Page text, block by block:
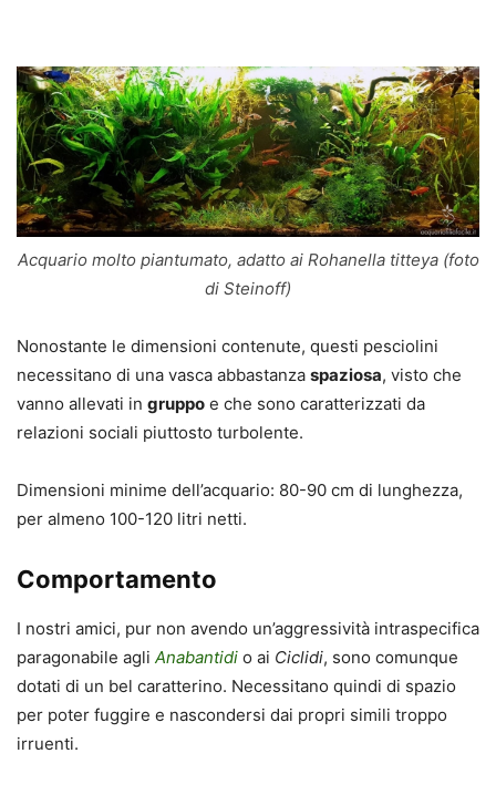
Acquario molto piantumato, adatto ai Rohanella titteya (foto
di Steinoff)
Nonostante le dimensioni contenute, questi pesciolini
necessitano di una vasca abbastanza spaziosa, visto che
vanno allevati in gruppo e che sono caratterizzati da
relazioni sociali piuttosto turbolente.
Dimensioni minime dell’acquario: 80-90 cm di lunghezza,
per almeno 100-120 litri netti.
Comportamento
I nostri amici, pur non avendo un’aggressività intraspecifica
paragonabile agli Anabantidi o ai Ciclidi, sono comunque
dotati di un bel caratterino. Necessitano quindi di spazio
per poter fuggire e nascondersi dai propri simili troppo
irruenti.